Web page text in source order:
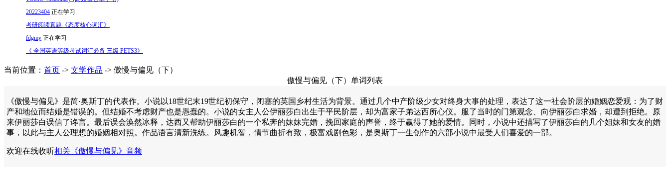
20223404 正在学习
考研阅读真题《态度核心词汇》
fdgmy 正在学习
《 全国英语等级考试词汇必备 三级 PETS3》
当前位置： 首页 -> 文学作品 -> 傲慢与偏见（下）
傲慢与偏见（下）单词列表
《傲慢与偏见》是简·奥斯丁的代表作。小说以18世纪末19世纪初保守，闭塞的英国乡村生活为背景。通过几个中产阶级少女对终身大事的处理，表达了这一社会阶层的婚姻恋爱观：为了财
产和地位而结婚是错误的。但结婚不考虑财产也是愚蠢的。小说的女主人公伊丽莎白出生于平民阶层，却为富家子弟达西所心仪。服了当时的门第观念、向伊丽莎白求婚，却遭到拒绝。原
来伊丽莎白误信了谗言。最后误会涣然冰释，达西又帮助伊丽莎白的一个私奔的妹妹完婚，挽回家庭的声誉，终于赢得了她的爱情。同时，小说中还描写了伊丽莎白的几个姐妹和女友的婚
事，以此与主人公理想的婚姻相对照。作品语言清新洗练。风趣机智，情节曲折有致，极富戏剧色彩，是奥斯丁一生创作的六部小说中最受人们喜爱的一部。
欢迎在线收听相关《傲慢与偏见》音频